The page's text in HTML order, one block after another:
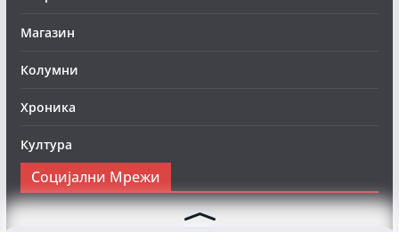
Магазин
Колумни
Хроника
Култура
Социјални Мрежи